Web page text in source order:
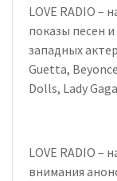
LOVE RADIO
показы песен
западных
Guetta,
Dolls, Lady
LOVE RADIO –
внимания